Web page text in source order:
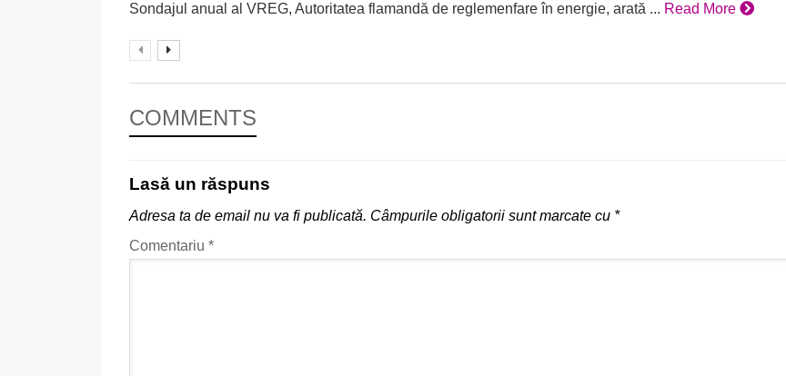
Sondajul anual al VREG, Autoritatea flamandă de reglemenfare în energie, arată ... Read More
COMMENTS
Lasă un răspuns
Adresa ta de email nu va fi publicată. Câmpurile obligatorii sunt marcate cu *
Comentariu *